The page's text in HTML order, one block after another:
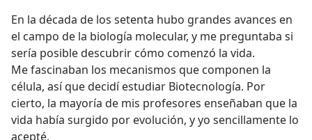
En la década de los setenta hubo grandes avances en
el campo de la biología molecular, y me preguntaba si
sería posible descubrir cómo comenzó la vida.
Me fascinaban los mecanismos que componen la
célula, así que decidí estudiar Biotecnología. Por
cierto, la mayoría de mis profesores enseñaban que la
vida había surgido por evolución, y yo sencillamente lo
acepté.